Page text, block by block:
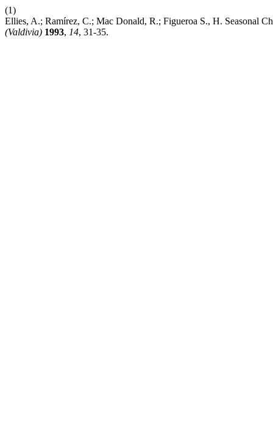
(1)
Ellies, A.; Ramírez, C.; Mac Donald, R.; Figueroa S., H. Seasonal
(Valdivia) 1993, 14, 31-35.